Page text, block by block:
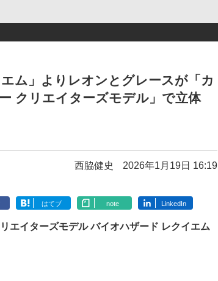
ム」よりレオンとグレースが「カ
クリエイターズモデル」で立体
西脇健史 2026年1月19日 16:19
はてブ note LinkedIn
エイターズモデル バイオハザード レクイエム